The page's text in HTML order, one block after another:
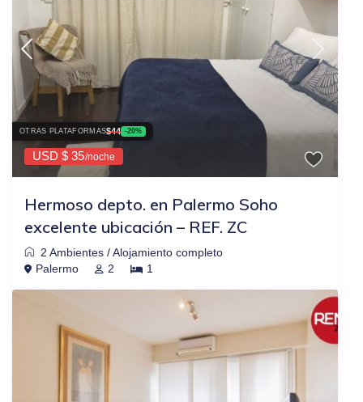
OTRAS PLATAFORMAS$44 -20%
USD $ 35/noche
Hermoso depto. en Palermo Soho
excelente ubicación – REF. ZC
2 Ambientes /Alojamiento completo
Palermo
2 1